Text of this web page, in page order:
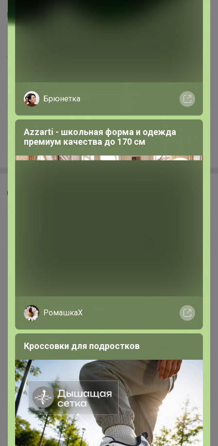
8
+90
587 4.9 5K 25.7K 11 100%
Брюнетка
Azzarti - школьная форма и одежда
премиум качества до 170 см
РомашкаХ
Кроссовки для подростков